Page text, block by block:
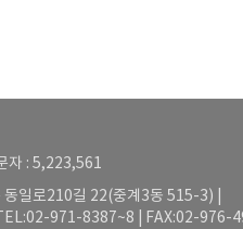
: 5,223,561
일로210길 22(중계3동 515-3) |
971-8387~8 | FAX:02-976-